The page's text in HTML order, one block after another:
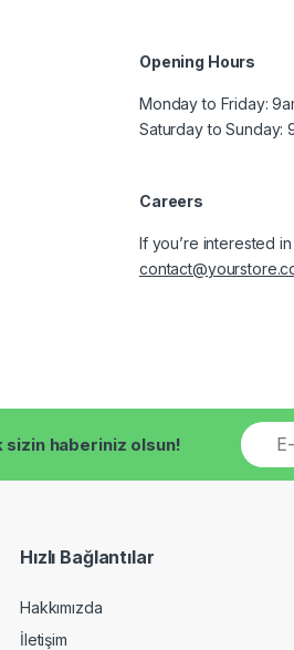
Opening Hours
Monday to Friday:
Saturday to Sunday:
Careers
If you’re interested
sizin haberiniz olsun!
E
m
a
Hızlı Bağlantılar
Hakkımızda
İletişim